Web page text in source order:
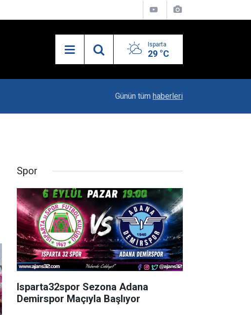
Isparta
29 °C
Isparta'nın Yatırım Dosyası Devletin Zirvesinde
Günün tüm haberleri
Spor
Isparta32spor Sezona Adana
Demirspor Maçıyla Başlıyor